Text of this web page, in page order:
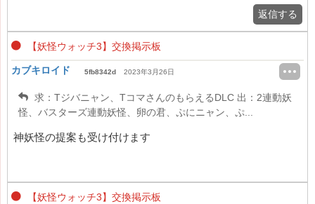
返信する
【妖怪ウォッチ3】交換掲示板
カブキロイド 5fb8342d 2023年3月26日
求：Tジバニャン、TコマさんのもらえるDLC 出：2連動妖
怪、バスターズ連動妖怪、卵の君、ぷにニャン、ぷ...
神妖怪の提案も受け付けます
【妖怪ウォッチ3】交換掲示板